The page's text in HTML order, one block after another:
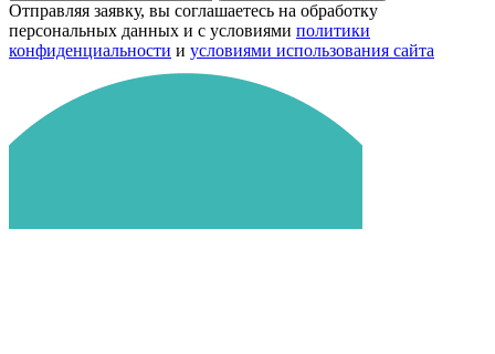
Отправляя заявку, вы соглашаетесь на обработку
персональных данных и с условиями политики
конфиденциальности и условиями использования сайта